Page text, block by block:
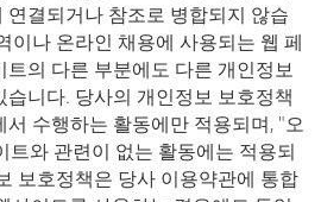
결되거나 참조로 병합되지 않습
이나 온라인 채용에 사용되는 웹 페
의 다른 부분에도 다른 개인정보
니다. 당사의 개인정보 보호정책
수행하는 활동에만 적용되며, "오
트와 관련이 없는 활동에는 적용되
보호정책은 당사 이용약관에 통합